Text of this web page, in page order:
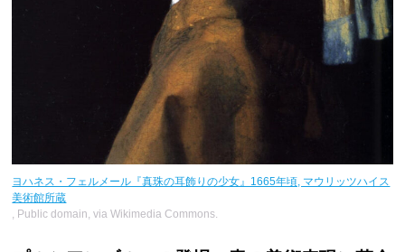
ヨハネス・フェルメール『真珠の耳飾りの少女』1665年頃, マウリッツハイス
美術館所蔵
, Public domain, via Wikimedia Commons.